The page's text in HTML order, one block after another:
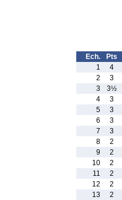
Ech. Pts
1
4
2
3
3
3½
4
3
5
3
6
3
7
3
8
2
9
2
10
2
11
2
12
2
13
2